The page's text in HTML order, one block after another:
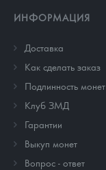
ИНФОРМАЦИЯ
Доставка
Как сделать заказ
Подлинность монет
Клуб ЗМД
Гарантии
Выкуп монет
Вопрос - ответ